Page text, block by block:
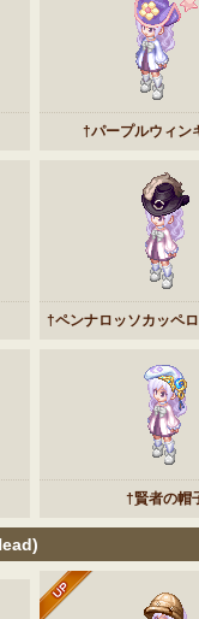
†パープルウィン
†ペンナロッソカッペ
†賢者の帽